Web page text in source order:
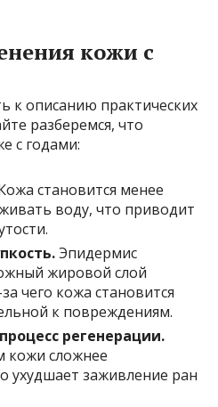
кожи с
к описанию практических
разберемся, что
с годами:
становится менее
воду, что приводит
Эпидермис
жировой слой
чего кожа становится
к повреждениям.
регенерации.
кожи сложнее
ухудшает заживление ран